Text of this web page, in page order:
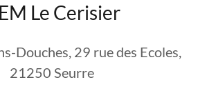
Le Cerisier
Douches, 29 rue des Ecoles,
21250 Seurre